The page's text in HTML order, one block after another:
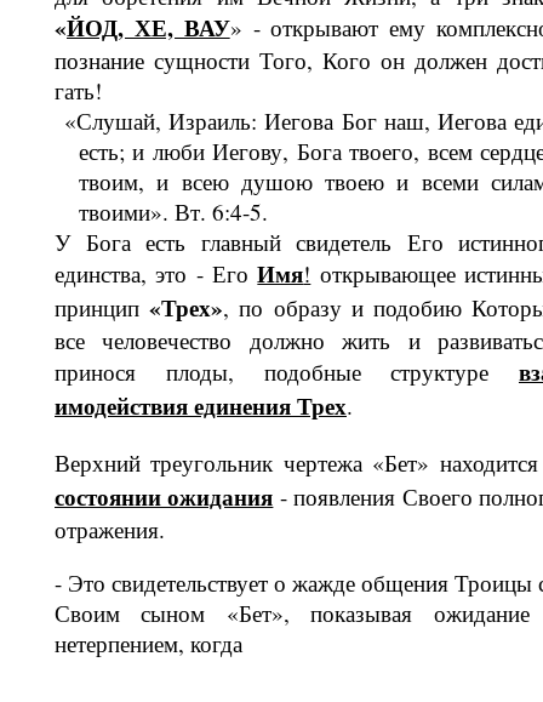
«ЙОД, ХЕ, ВАУ» - открывают ему
познание сущности Того, Кого он должен
гать!
«Слушай, Израиль: Иегова Бог наш, Иегова
есть; и люби Иегову, Бога твоего, всем
твоим, и всею душою твоею и всеми
твои­ми». Вт. 6:4-5.
У Бога есть главный свидетель Его
единства, это - ЕгоИмя! отк­рывающее
принцип«Трех», по образу и подобию
все че­ловечество должно жить и
принося плоды, подобные структуре
имодействия единения Трех.
Верхний треугольник чертежа «Бет»
состоянии ожидания - появления Своего
отражения.
- Это свидетельствует о жажде обще­ния Троицы
Своим сыном «Бет», по­казывая
нетерпением, когда